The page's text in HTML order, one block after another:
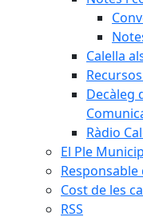
Calella
Decàleg
Ràdio
El Ple
Cost de les
RSS